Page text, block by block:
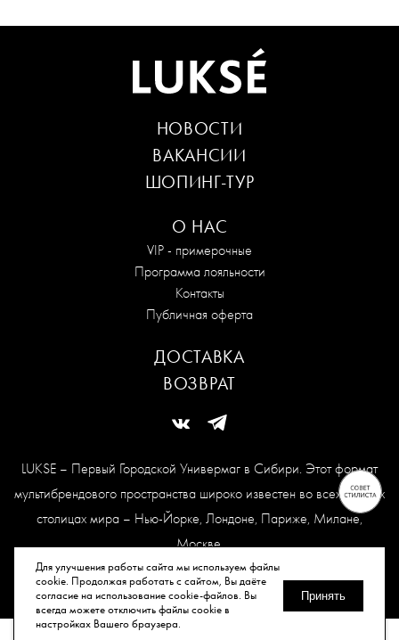
Для улучшения работы сайта мы используем файлы
cookie. Продолжая работать с сайтом, Вы даёте
согласие на использование cookie-файлов. Вы
всегда можете отключить файлы cookie в
настройках Вашего браузера.
Принять
LUKSE – Первый Городской Универмаг в Сибири. Этот формат
мультибрендового пространства широко известен во всех модных
столицах мира – Нью-Йорке, Лондоне, Париже, Милане,
Москве.
Карта сайта
© Все права защищены, 2026.
О НАС
VIP - примерочные
Программа лояльности
Контакты
Публичная оферта
НОВОСТИ
ВАКАНСИИ
ШОПИНГ-ТУР
ДОСТАВКА
ВОЗВРАТ